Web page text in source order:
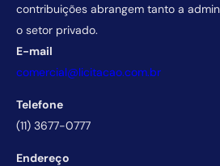
contribuições abrangem tanto a
o setor privado.
E-mail
comercial@licitacao.com.br
Telefone
(11) 3677-0777
Endereço